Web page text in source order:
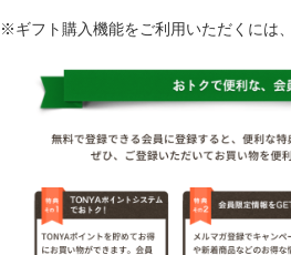
※ギフト購入機能をご利用いただくには